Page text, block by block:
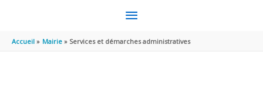
MENU
PRINCIPAL
Accueil Mairie Services et démarches administratives